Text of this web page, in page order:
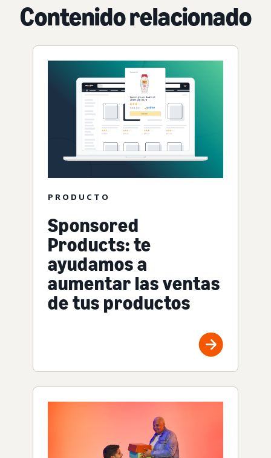
Contenido relacionado
PRODUCTO
Sponsored
Products: te
ayudamos a
aumentar las ventas
de tus productos